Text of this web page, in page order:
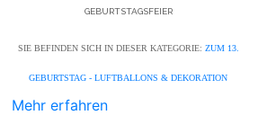
GEBURTSTAGSFEIER
SIE BEFINDEN SICH IN DIESER KATEGORIE: ZUM 13.
GEBURTSTAG - LUFTBALLONS & DEKORATION
Mehr erfahren